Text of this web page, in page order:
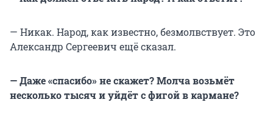
— Никак. Народ, как известно, безмолвствует. Это
Александр Сергеевич ещё сказал.
— Даже «спасибо» не скажет? Молча возьмёт
несколько тысяч и уйдёт с фигой в кармане?